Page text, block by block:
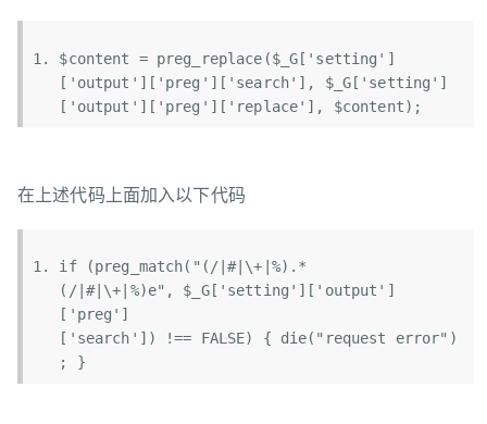
$content = preg_replace($_G[ 'setting' ]
[ 'output' ][ 'preg' ][ 'search' ], $_G[ 'setting' ]
[ 'output' ][ 'preg' ][ 'replace' ], $content);
在上述代码上面加入以下代码
if (preg_match( "(/|#|\+|%).*
(/|#|\+|%)e" , $_G[ 'setting' ][ 'output' ]
[ 'preg' ]
[ 'search' ]) !== FALSE) { die( "request error" )
; }